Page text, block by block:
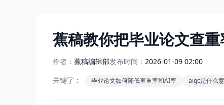
蕉稿教你把毕业论文查
作者： 蕉稿编辑部发布时间： 2026-01-09 02:00
关键字：
毕业论文如何降低查重率和AI率 aigc是什么